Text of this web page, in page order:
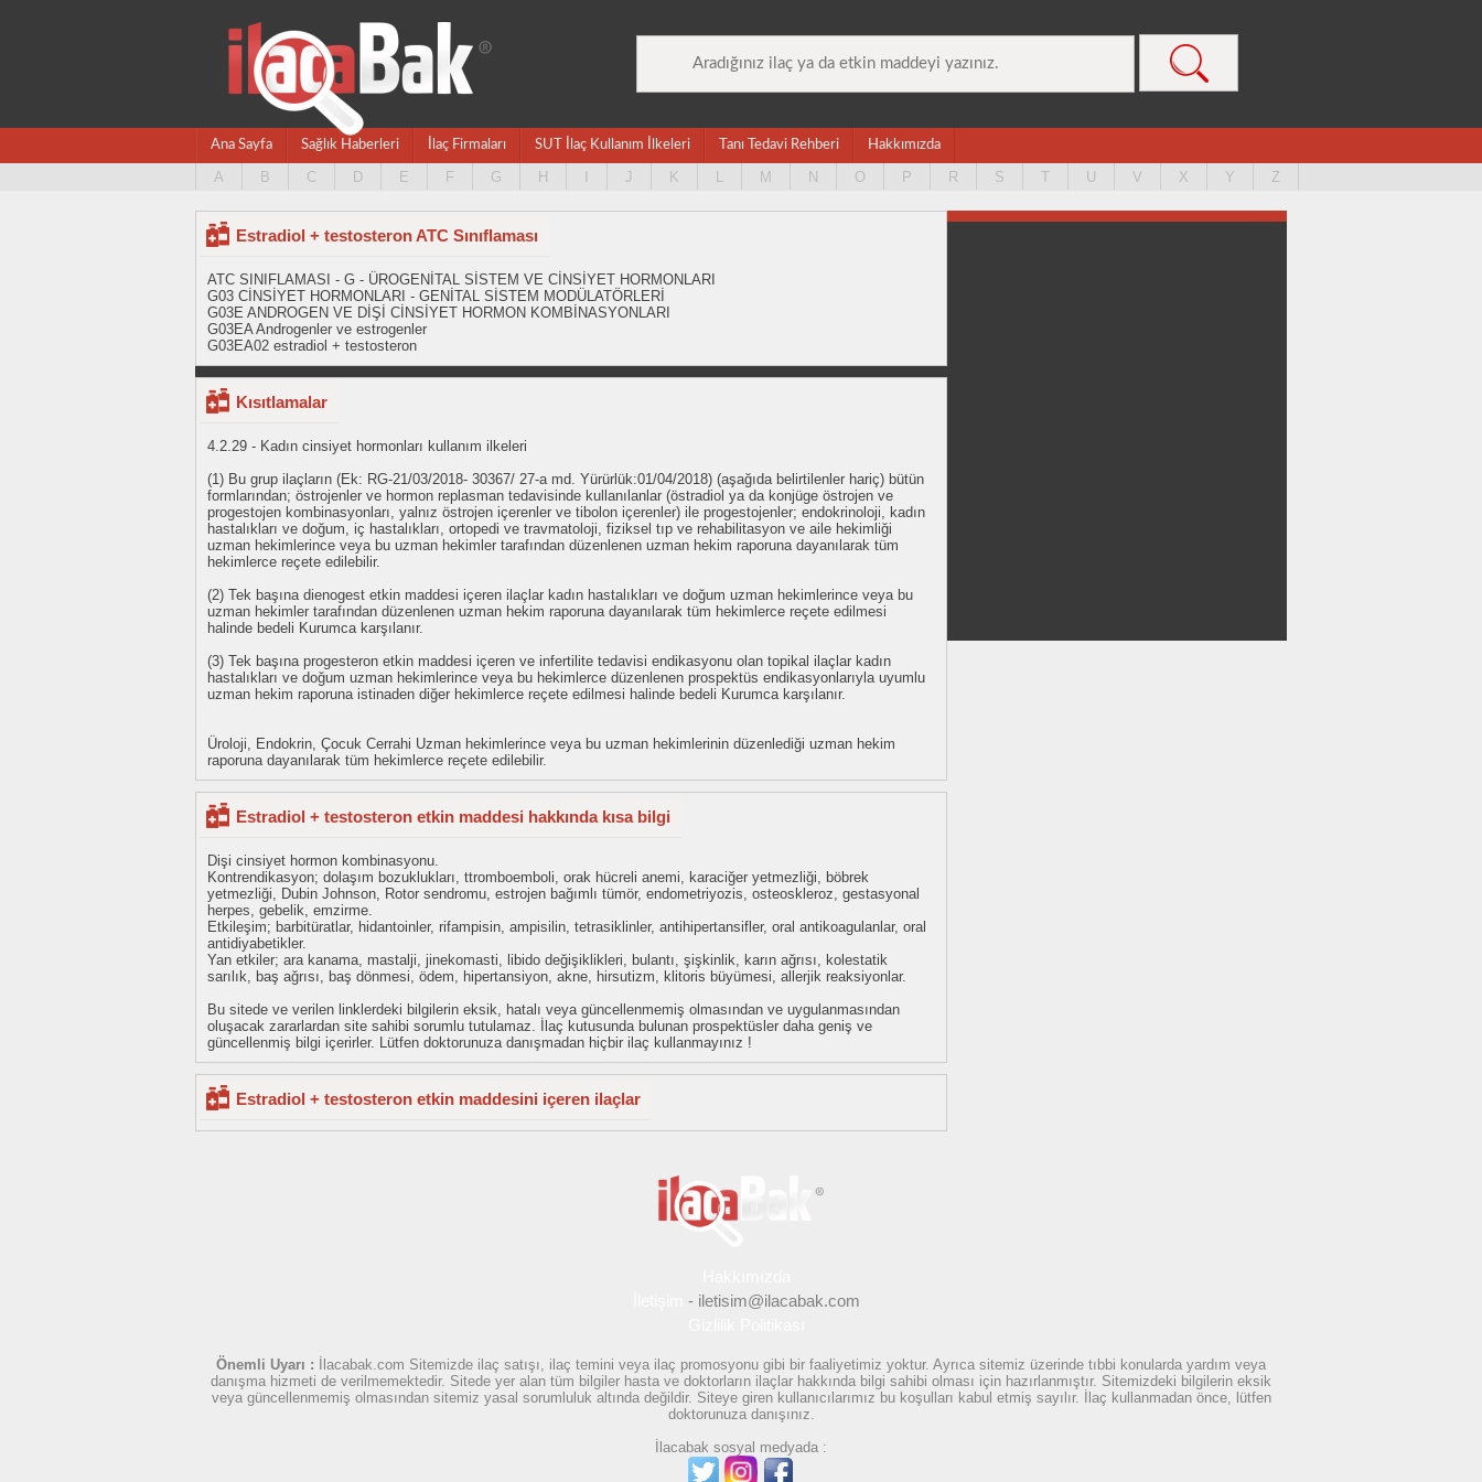
Ana Sayfa Sağlık Haberleri İlaç Firmaları SUT İlaç Kullanım İlkeleri Tanı Tedavi Rehberi Hakkımızda
A B C D E F G H J K L M N O P R S T U V X Y Z
Estradiol + testosteron ATC Sınıflaması
ATC SINIFLAMASI - G - ÜROGENİTAL SİSTEM VE CİNSİYET HORMONLARI
G03 CİNSİYET HORMONLARI - GENİTAL SİSTEM MODÜLATÖRLERİ
G03E ANDROGEN VE DİŞİ CİNSİYET HORMON KOMBİNASYONLARI
G03EA Androgenler ve estrogenler
G03EA02 estradiol + testosteron
Kısıtlamalar
4.2.29 - Kadın cinsiyet hormonları kullanım ilkeleri
(1) Bu grup ilaçların (Ek: RG-21/03/2018- 30367/ 27-a md. Yürürlük:01/04/2018) (aşağıda belirtilenler hariç) bütün
formlarından; östrojenler ve hormon replasman tedavisinde kullanılanlar (östradiol ya da konjüge östrojen ve
progestojen kombinasyonları, yalnız östrojen içerenler ve tibolon içerenler) ile progestojenler; endokrinoloji, kadın
hastalıkları ve doğum, iç hastalıkları, ortopedi ve travmatoloji, fiziksel tıp ve rehabilitasyon ve aile hekimliği
uzman hekimlerince veya bu uzman hekimler tarafından düzenlenen uzman hekim raporuna dayanılarak tüm
hekimlerce reçete edilebilir.
(2) Tek başına dienogest etkin maddesi içeren ilaçlar kadın hastalıkları ve doğum uzman hekimlerince veya bu
uzman hekimler tarafından düzenlenen uzman hekim raporuna dayanılarak tüm hekimlerce reçete edilmesi
halinde bedeli Kurumca karşılanır.
(3) Tek başına progesteron etkin maddesi içeren ve infertilite tedavisi endikasyonu olan topikal ilaçlar kadın
hastalıkları ve doğum uzman hekimlerince veya bu hekimlerce düzenlenen prospektüs endikasyonlarıyla uyumlu
uzman hekim raporuna istinaden diğer hekimlerce reçete edilmesi halinde bedeli Kurumca karşılanır.
Üroloji, Endokrin, Çocuk Cerrahi Uzman hekimlerince veya bu uzman hekimlerinin düzenlediği uzman hekim
raporuna dayanılarak tüm hekimlerce reçete edilebilir.
Estradiol + testosteron etkin maddesi hakkında kısa bilgi
Dişi cinsiyet hormon kombinasyonu.
Kontrendikasyon; dolaşım bozuklukları, ttromboemboli, orak hücreli anemi, karaciğer yetmezliği, böbrek
yetmezliği, Dubin Johnson, Rotor sendromu, estrojen bağımlı tümör, endometriyozis, osteoskleroz, gestasyonal
herpes, gebelik, emzirme.
Etkileşim; barbitüratlar, hidantoinler, rifampisin, ampisilin, tetrasiklinler, antihipertansifler, oral antikoagulanlar, oral
antidiyabetikler.
Yan etkiler; ara kanama, mastalji, jinekomasti, libido değişiklikleri, bulantı, şişkinlik, karın ağrısı, kolestatik
sarılık, baş ağrısı, baş dönmesi, ödem, hipertansiyon, akne, hirsutizm, klitoris büyümesi, allerjik reaksiyonlar.
Bu sitede ve verilen linklerdeki bilgilerin eksik, hatalı veya güncellenmemiş olmasından ve uygulanmasından
oluşacak zararlardan site sahibi sorumlu tutulamaz. İlaç kutusunda bulunan prospektüsler daha geniş ve
güncellenmiş bilgi içerirler. Lütfen doktorunuza danışmadan hiçbir ilaç kullanmayınız !
Estradiol + testosteron etkin maddesini içeren ilaçlar
- iletisim@ilacabak.com
Önemli Uyarı : İlacabak.com Sitemizde ilaç satışı, ilaç temini veya ilaç promosyonu gibi bir faaliyetimiz yoktur. Ayrıca sitemiz üzerinde tıbbi konularda yardım veya
danışma hizmeti de verilmemektedir. Sitede yer alan tüm bilgiler hasta ve doktorların ilaçlar hakkında bilgi sahibi olması için hazırlanmıştır. Sitemizdeki bilgilerin eksik
veya güncellenmemiş olmasından sitemiz yasal sorumluluk altında değildir. Siteye giren kullanıcılarımız bu koşulları kabul etmiş sayılır. İlaç kullanmadan önce, lütfen
doktorunuza danışınız.
İlacabak sosyal medyada :